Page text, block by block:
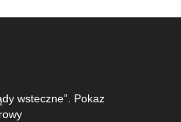
wsteczne”. Pokaz